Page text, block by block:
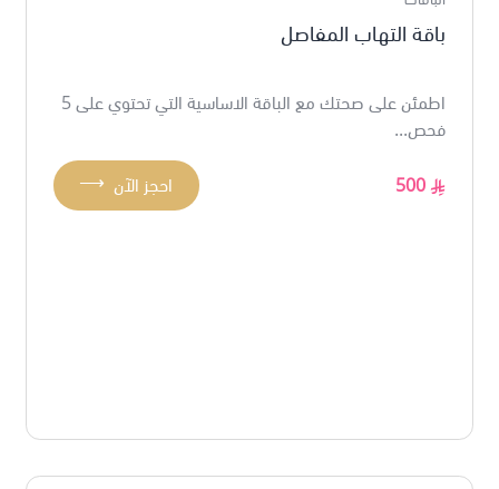
باقة التهاب المفاصل
اطمئن على صحتك مع الباقة الاساسية التي تحتوي على 5
فحص...
500
⟶ احجز الآن